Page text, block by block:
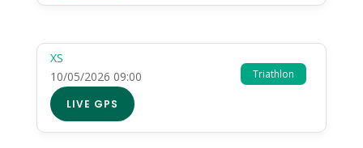
Triathlon
XS
10/05/2026 09:00
LIVE GPS